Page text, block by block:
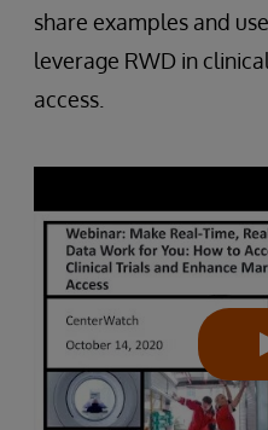
share examples and
leverage RWD in
access.